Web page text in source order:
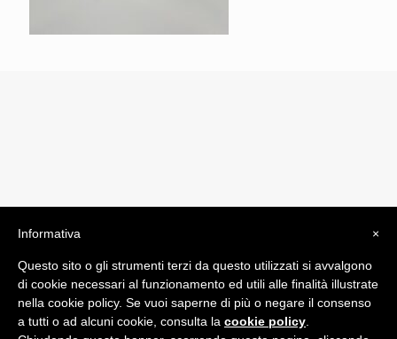
byComunicatori su Misura srl
Termini e Condizioni di Vendita - Terms and Conditions
ITA:
×
Informativa
Questo sito o gli strumenti terzi da questo utilizzati si avvalgono
di cookie necessari al funzionamento ed utili alle finalità illustrate
nella cookie policy. Se vuoi saperne di più o negare il consenso
a tutti o ad alcuni cookie, consulta la cookie policy